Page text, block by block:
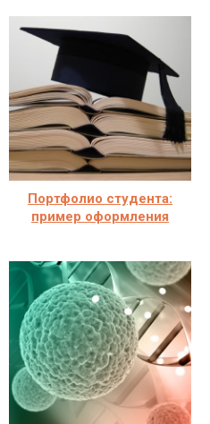
Портфолио студента:
пример оформления